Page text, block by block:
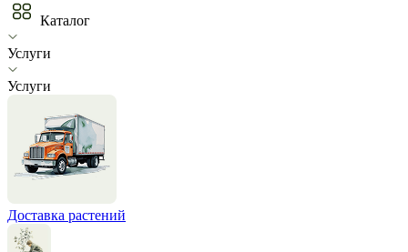
Каталог
Услуги
Услуги
Доставка растений